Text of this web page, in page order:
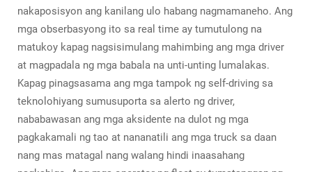
nakaposisyon ang kanilang ulo habang nagmamaneho. Ang
mga obserbasyong ito sa real time ay tumutulong na
matukoy kapag nagsisimulang mahimbing ang mga driver
at magpadala ng mga babala na unti-unting lumalakas.
Kapag pinagsasama ang mga tampok ng self-driving sa
teknolohiyang sumusuporta sa alerto ng driver,
nababawasan ang mga aksidente na dulot ng mga
pagkakamali ng tao at nananatili ang mga truck sa daan
nang mas matagal nang walang hindi inaasahang